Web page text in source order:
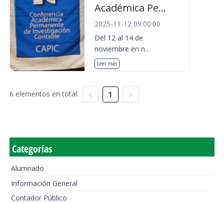
Académica Pe...
2025-11-12 09:00:00
Del 12 al 14 de
noviembre en n...
Leer más
6 elementos en total: 1
Categorías
Alumnado
Información General
Contador Público